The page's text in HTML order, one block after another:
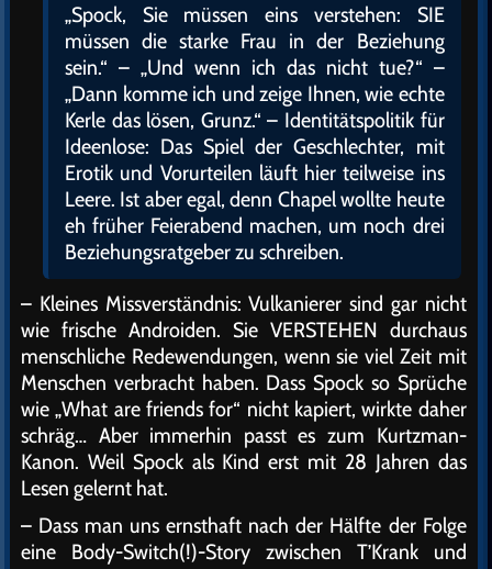
„Spock, Sie müssen eins verstehen: SIE
müssen die starke Frau in der Beziehung
sein.“ – „Und wenn ich das nicht tue?“ –
„Dann komme ich und zeige Ihnen, wie echte
Kerle das lösen, Grunz.“ – Identitätspolitik für
Ideenlose: Das Spiel der Geschlechter, mit
Erotik und Vorurteilen läuft hier teilweise ins
Leere. Ist aber egal, denn Chapel wollte heute
eh früher Feierabend machen, um noch drei
Beziehungsratgeber zu schreiben.
– Kleines Missverständnis: Vulkanierer sind gar nicht
wie frische Androiden. Sie VERSTEHEN durchaus
menschliche Redewendungen, wenn sie viel Zeit mit
Menschen verbracht haben. Dass Spock so Sprüche
wie „What are friends for“ nicht kapiert, wirkte daher
schräg… Aber immerhin passt es zum Kurtzman-
Kanon. Weil Spock als Kind erst mit 28 Jahren das
Lesen gelernt hat.
– Dass man uns ernsthaft nach der Hälfte der Folge
eine Body-Switch(!)-Story zwischen T’Krank und